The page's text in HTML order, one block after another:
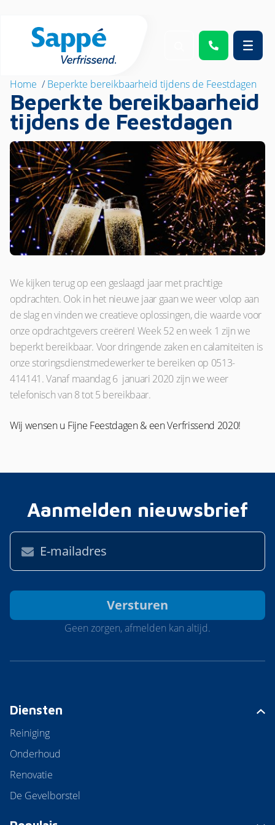
Home / Beperkte bereikbaarheid tijdens de Feestdagen
Beperkte bereikbaarheid
tijdens de Feestdagen
We kijken terug op een geslaagd jaar met prachtige
opdrachten. Ook in het nieuwe jaar gaan we weer volop aan
de slag en vinden we creatieve oplossingen, die waarde voor
onze opdrachtgevers creëren! Week 52 en week 1 zijn we
beperkt bereikbaar. Voor dringende zaken en calamiteiten is
onze storingsdienstmedewerker te bereiken op 0513-
414141. Vanaf maandag 6 januari 2020 zijn we weer
telefonisch van 8 tot 5 bereikbaar.
Wij wensen u Fijne Feestdagen & een Verfrissend 2020!
Aanmelden nieuwsbrief
Geen zorgen, afmelden kan altijd.
Diensten
Reiniging
Onderhoud
Renovatie
De Gevelborstel